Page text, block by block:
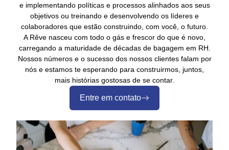
e implementando políticas e processos alinhados aos seus
objetivos ou treinando e desenvolvendo os líderes e
colaboradores que estão construindo, com você, o futuro.
A Rêve nasceu com todo o gás e frescor do que é novo,
carregando a maturidade de décadas de bagagem em RH.
Nossos números e o sucesso dos nossos clientes falam por
nós e estamos te esperando para construirmos, juntos,
mais histórias gostosas de se contar.
Entre em contato